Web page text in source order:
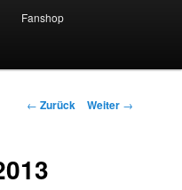
Fanshop
Beitrags-
← Zurück Weiter →